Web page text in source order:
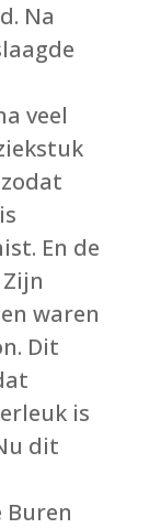
Na
veel
En de
waren
Dit
is
dit
Buren